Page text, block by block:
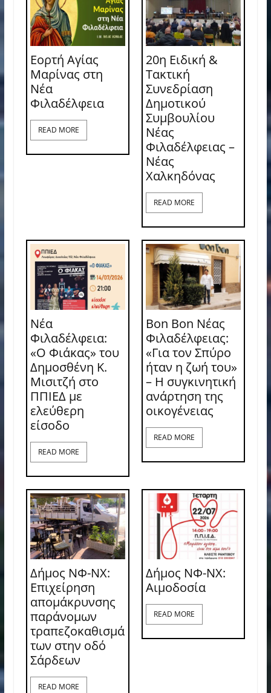
Εορτή Αγίας
Μαρίνας στη
Νέα
Φιλαδέλφεια
READ MORE
20η Ειδική &
Τακτική
Συνεδρίαση
Δημοτικού
Συμβουλίου
Νέας
Φιλαδέλφειας –
Νέας
Χαλκηδόνας
READ MORE
Νέα
Φιλαδέλφεια:
«Ο Φιάκας» του
Δημοσθένη Κ.
Μισιτζή στο
ΠΠΙΕΔ με
ελεύθερη
είσοδο
READ MORE
Bon Bon Νέας
Φιλαδέλφειας:
«Για τον Σπύρο
ήταν η ζωή του»
– Η συγκινητική
ανάρτηση της
οικογένειας
READ MORE
Δήμος ΝΦ-ΝΧ:
Επιχείρηση
απομάκρυνσης
παράνομων
τραπεζοκαθισμά
των στην οδό
Σάρδεων
READ MORE
Δήμος ΝΦ-ΝΧ:
Aιμοδοσία
READ MORE